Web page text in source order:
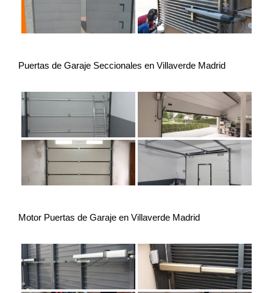
Puertas de Garaje Seccionales en Villaverde Madrid
Motor Puertas de Garaje en Villaverde Madrid